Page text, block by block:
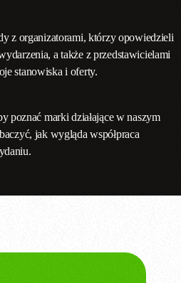
z organizatorami, którzy opowiedzieli
a także z przedstawicielami
stanowiska i oferty.
poznać marki działające w naszym
jak wygląda współpraca